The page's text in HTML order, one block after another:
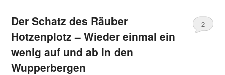
Der Schatz des Räuber
Hotzenplotz – Wieder einmal ein
wenig auf und ab in den
Wupperbergen
2